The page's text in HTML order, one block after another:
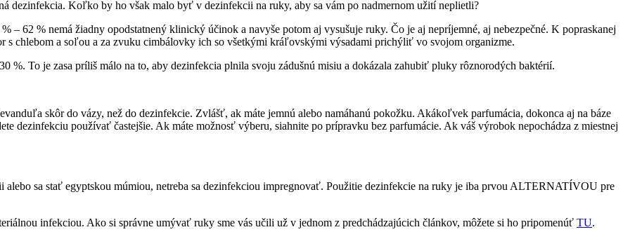
dezinfekcia. Koľko by ho však malo byť v dezinfekcii na ruky, aby sa vám po nadmernom užití neplietli?
– 62 % nemá žiadny opodstatnený klinický účinok a navyše potom aj vysušuje ruky. Čo je aj nepríjemné, aj nebezpečné. K popraskanej
s chlebom a soľou a za zvuku cimbálovky ich so všetkými kráľovskými výsadami prichýliť vo svojom organizme.
%. To je zasa príliš málo na to, aby dezinfekcia plnila svoju zádušnú misiu a dokázala zahubiť pluky rôznorodých baktérií.
skôr do vázy, než do dezinfekcie. Zvlášť, ak máte jemnú alebo namáhanú pokožku. Akákoľvek parfumácia, dokonca aj na báze
dezinfekciu používať častejšie. Ak máte možnosť výberu, siahnite po prípravku bez parfumácie. Ak váš výrobok nepochádza z miestnej
sa stať egyptskou múmiou, netreba sa dezinfekciou impregnovať. Použitie dezinfekcie na ruky je iba prvou ALTERNATÍVOU pre
infekciou. Ako si správne umývať ruky sme vás učili už v jednom z predchádzajúcich článkov, môžete si ho pripomenúť TU.